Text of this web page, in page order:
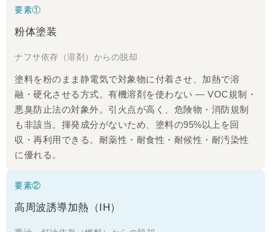
要素①
粉体塗装
ナフサ依存（溶剤）からの脱却
塗料を粉のまま静電気で対象物に付着させ、加熱で溶
融・硬化させる方式。有機溶剤を使わない ― VOC規制・
悪臭防止法の対象外。引火点が高く、危険物・消防規制
も非該当。揮発成分がないため、塗料の95%以上を回
収・再利用できる。耐薬性・耐食性・耐候性・耐汚染性
に優れる。
要素②
高周波誘導加熱（IH）